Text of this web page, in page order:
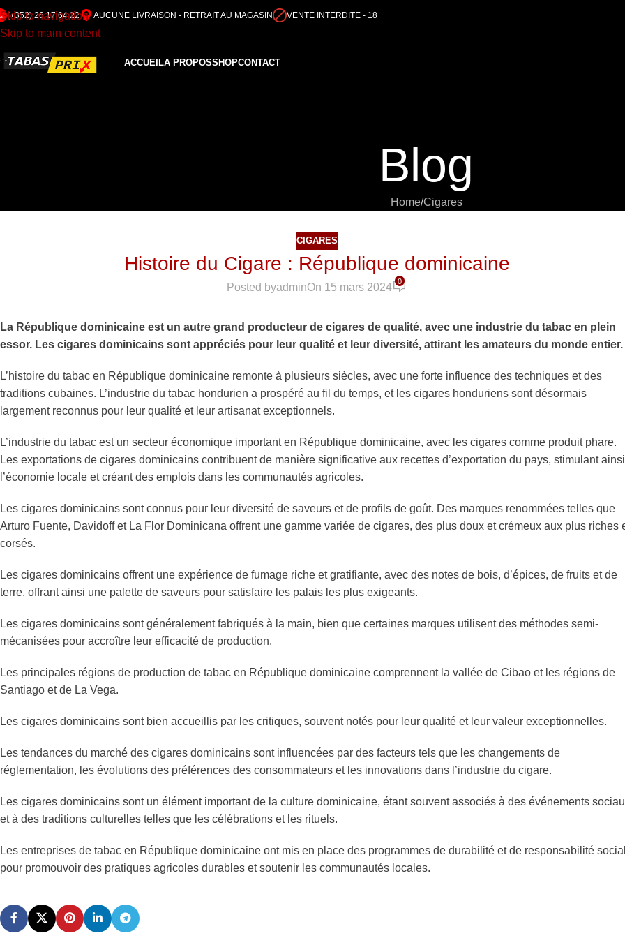
Skip to navigation
Skip to main content
(+352) 26 17 64 22 AUCUNE LIVRAISON - RETRAIT AU MAGASIN VENTE INTERDITE - 18
ACCUEILA PROPOSSHOPCONTACT
Blog
Home Cigares
CIGARES
Histoire du Cigare : République dominicaine
Posted byadminOn 15 mars 2024
0
La République dominicaine est un autre grand producteur de cigares de qualité, avec une industrie du tabac en plein
essor. Les cigares dominicains sont appréciés pour leur qualité et leur diversité, attirant les amateurs du monde entier.
L’histoire du tabac en République dominicaine remonte à plusieurs siècles, avec une forte influence des techniques et des
traditions cubaines. L’industrie du tabac hondurien a prospéré au fil du temps, et les cigares honduriens sont désormais
largement reconnus pour leur qualité et leur artisanat exceptionnels.
L’industrie du tabac est un secteur économique important en République dominicaine, avec les cigares comme produit phare.
Les exportations de cigares dominicains contribuent de manière significative aux recettes d’exportation du pays, stimulant ainsi
l’économie locale et créant des emplois dans les communautés agricoles.
Les cigares dominicains sont connus pour leur diversité de saveurs et de profils de goût. Des marques renommées telles que
Arturo Fuente, Davidoff et La Flor Dominicana offrent une gamme variée de cigares, des plus doux et crémeux aux plus riches
corsés.
Les cigares dominicains offrent une expérience de fumage riche et gratifiante, avec des notes de bois, d’épices, de fruits et de
terre, offrant ainsi une palette de saveurs pour satisfaire les palais les plus exigeants.
Les cigares dominicains sont généralement fabriqués à la main, bien que certaines marques utilisent des méthodes semi-
mécanisées pour accroître leur efficacité de production.
Les principales régions de production de tabac en République dominicaine comprennent la vallée de Cibao et les régions de
Santiago et de La Vega.
Les cigares dominicains sont bien accueillis par les critiques, souvent notés pour leur qualité et leur valeur exceptionnelles.
Les tendances du marché des cigares dominicains sont influencées par des facteurs tels que les changements de
réglementation, les évolutions des préférences des consommateurs et les innovations dans l’industrie du cigare.
Les cigares dominicains sont un élément important de la culture dominicaine, étant souvent associés à des événements
et à des traditions culturelles telles que les célébrations et les rituels.
Les entreprises de tabac en République dominicaine ont mis en place des programmes de durabilité et de responsabilité
pour promouvoir des pratiques agricoles durables et soutenir les communautés locales.